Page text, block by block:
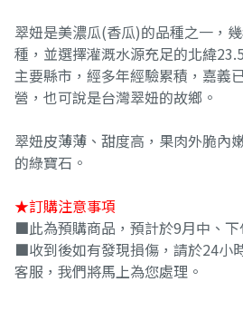
翠妞是美濃瓜(香瓜)的品種之一，
種，並選擇灌溉水源充足的北緯
主要縣市，經多年經驗累積，嘉義
營，也可說是台灣翠妞的故鄉。
翠妞皮薄薄、甜度高，果肉外脆內
的綠寶石。
★訂購注意事項
■此為預購商品，預計於9月中、下
■收到後如有發現損傷，請於24小
客服，我們將馬上為您處理。